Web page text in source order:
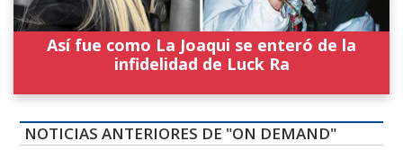
Así fue como La Joaqui se enteró de la
infidelidad de Luck Ra
NOTICIAS ANTERIORES DE "ON DEMAND"